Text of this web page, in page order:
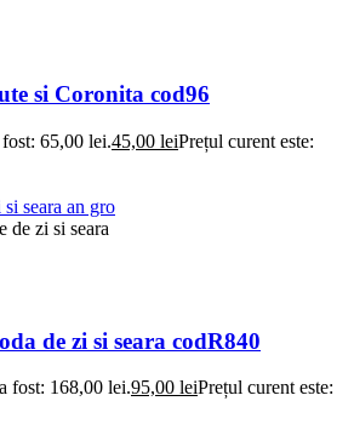
si Coronita cod96
65,00 lei.45,00 leiPrețul curent este:
de zi si seara codR840
fost: 168,00 lei.95,00 leiPrețul curent este: